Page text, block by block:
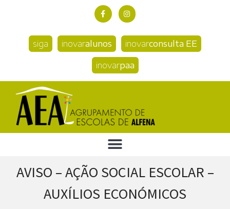
siga inovaralunos inovarconsulta EE
inovarpaa
AVISO – AÇÃO SOCIAL ESCOLAR –
AUXÍLIOS ECONÓMICOS